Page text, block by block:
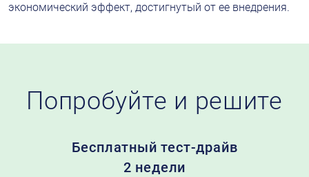
экономический эффект, достигнутый от ее внедрения.
Попробуйте и решите
Бесплатный тест-драйв
2 недели